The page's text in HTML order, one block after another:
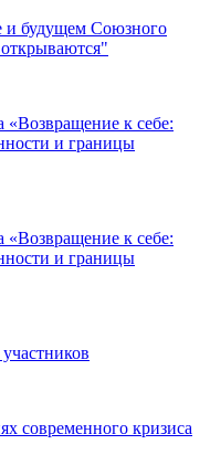
и будущем Союзного
«Возвращение к себе:
и границы
«Возвращение к себе:
и границы
современного кризиса